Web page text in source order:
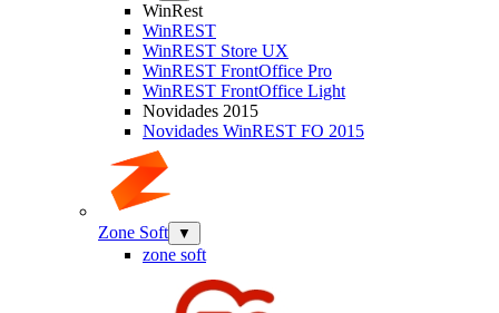
WinRest
WinREST
WinREST Store UX
WinREST FrontOffice Pro
WinREST FrontOffice Light
Novidades 2015
Novidades WinREST FO 2015
Zone Soft ▼
zone soft